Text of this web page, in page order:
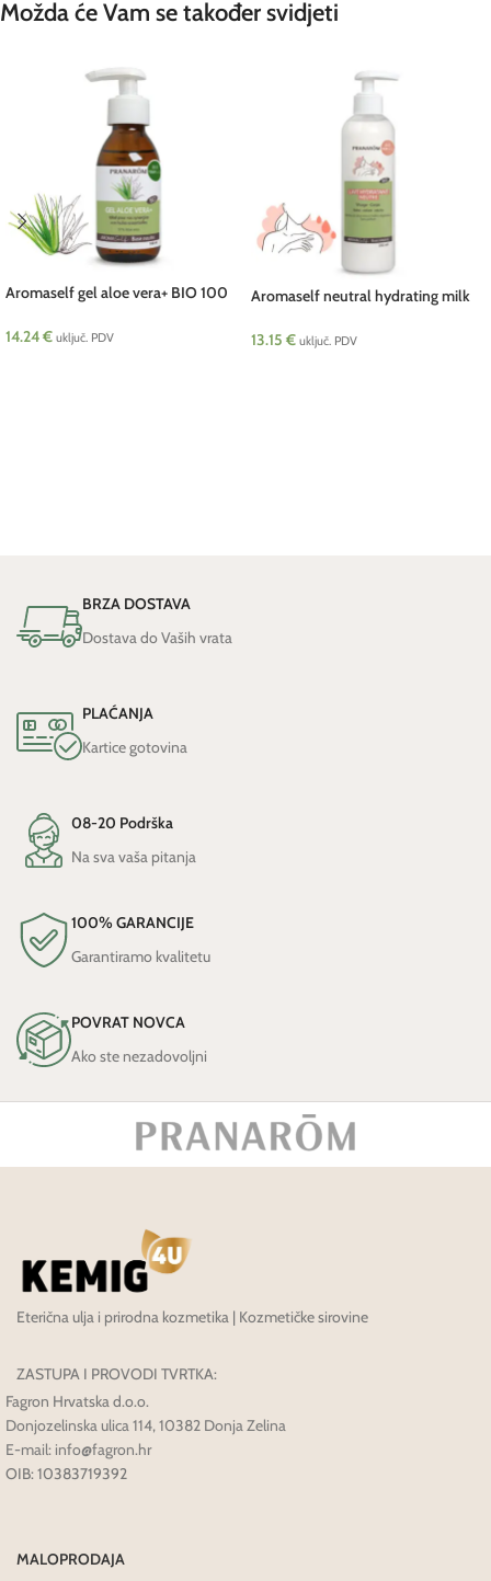
Možda će Vam se također svidjeti
Aromaself gel aloe vera+ BIO 100
14.24€ uključ. PDV
Aromaself neutral hydrating milk
13.15 € uključ. PDV
BRZA DOSTAVA
Dostava do Vaših vrata
PLAĆANJA
Kartice gotovina
08-20 Podrška
Na sva vaša pitanja
100% GARANCIJE
Garantiramo kvalitetu
POVRAT NOVCA
Ako ste nezadovoljni
Eterična ulja i prirodna kozmetika | Kozmetičke sirovine
ZASTUPA I PROVODI TVRTKA:
Fagron Hrvatska d.o.o.
Donjozelinska ulica 114, 10382 Donja Zelina
E-mail: info@fagron.hr
OIB: 10383719392
MALOPRODAJA